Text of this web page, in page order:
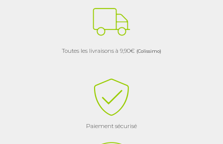
Toutes les livraisons à 9,90€ (Colissimo)
Paiement sécurisé